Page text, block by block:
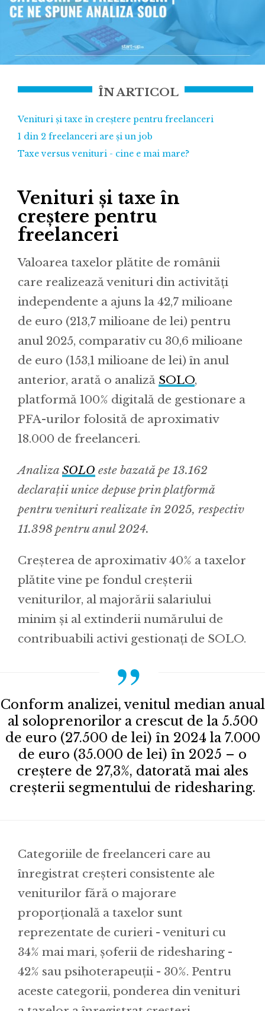
ÎN ARTICOL
Venituri și taxe în creștere pentru freelanceri
1 din 2 freelanceri are și un job
Taxe versus venituri - cine e mai mare?
Venituri și taxe în
creștere pentru
freelanceri
Valoarea taxelor plătite de românii
care realizează venituri din activități
independente a ajuns la 42,7 milioane
de euro (213,7 milioane de lei) pentru
anul 2025, comparativ cu 30,6 milioane
de euro (153,1 milioane de lei) în anul
anterior, arată o analiză SOLO,
platformă 100% digitală de gestionare a
PFA-urilor folosită de aproximativ
18.000 de freelanceri.
Analiza SOLO este bazată pe 13.162
declarații unice depuse prin platformă
pentru venituri realizate în 2025, respectiv
11.398 pentru anul 2024.
Creșterea de aproximativ 40% a taxelor
plătite vine pe fondul creșterii
veniturilor, al majorării salariului
minim și al extinderii numărului de
contribuabili activi gestionați de SOLO.
Conform analizei, venitul median anual
al soloprenorilor a crescut de la 5.500
de euro (27.500 de lei) în 2024 la 7.000
de euro (35.000 de lei) în 2025 – o
creștere de 27,3%, datorată mai ales
creșterii segmentului de ridesharing.
Categoriile de freelanceri care au
înregistrat creșteri consistente ale
veniturilor fără o majorare
proporțională a taxelor sunt
reprezentate de curieri - venituri cu
34% mai mari, șoferii de ridesharing -
42% sau psihoterapeuții - 30%. Pentru
aceste categorii, ponderea din venituri